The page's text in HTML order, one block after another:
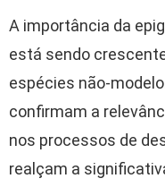
A importância da
está sendo
espécies não-
confirmam a
nos processos de
realçam a